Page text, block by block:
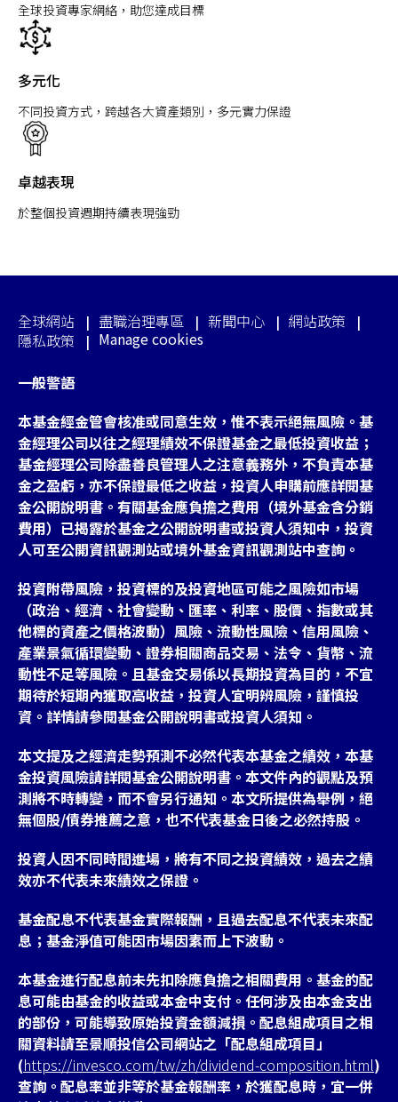
全球投資專家網絡，助您達成目標
多元化
不同投資方式，跨越各大資產類別，多元實力保證
卓越表現
於整個投資週期持續表現強勁
全球網站 盡職治理專區 新聞中心
網站政策
隱私政策
Manage cookies
一般警語
本基金經金管會核准或同意生效，惟不表示絕無風險。基
金經理公司以往之經理績效不保證基金之最低投資收益；
基金經理公司除盡善良管理人之注意義務外，不負責本基
金之盈虧，亦不保證最低之收益，投資人申購前應詳閱基
金公開說明書。有關基金應負擔之費用（境外基金含分銷
費用）已揭露於基金之公開說明書或投資人須知中，投資
人可至公開資訊觀測站或境外基金資訊觀測站中查詢。
投資附帶風險，投資標的及投資地區可能之風險如市場
（政治、經濟、社會變動、匯率、利率、股價、指數或其
他標的資產之價格波動）風險、流動性風險、信用風險、
產業景氣循環變動、證券相關商品交易、法令、貨幣、流
動性不足等風險。且基金交易係以長期投資為目的，不宜
期待於短期內獲取高收益，投資人宜明辨風險，謹慎投
資。詳情請參閱基金公開說明書或投資人須知。
本文提及之經濟走勢預測不必然代表本基金之績效，本基
金投資風險請詳閱基金公開說明書。本文件內的觀點及預
測將不時轉變，而不會另行通知。本文所提供為舉例，絕
無個股/債券推薦之意，也不代表基金日後之必然持股。
投資人因不同時間進場，將有不同之投資績效，過去之績
效亦不代表未來績效之保證。
基金配息不代表基金實際報酬，且過去配息不代表未來配
息；基金淨值可能因市場因素而上下波動。
本基金進行配息前未先扣除應負擔之相關費用。基金的配
息可能由基金的收益或本金中支付。任何涉及由本金支出
的部份，可能導致原始投資金額減損。配息組成項目之相
關資料請至景順投信公司網站之「配息組成項目」
(https://invesco.com/tw/zh/dividend-composition.html)
查詢。配息率並非等於基金報酬率，於獲配息時，宜一併